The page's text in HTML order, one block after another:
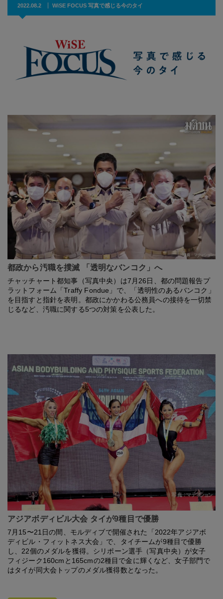
2022.08.2 WiSE FOCUS 写真で感じる今のタイ
都政から汚職を撲滅 「透明なバンコク」へ
チャッチャート都知事（写真中央）は7月26日、都の問題報告プ
ラットフォーム「Traffy Fondue」で、「透明性のあるバンコク」
を目指すと指針を表明。都政にかかわる公務員への接待を一切禁
じるなど、汚職に関する5つの対策を公表した。
アジアボディビル大会 タイが9種目で優勝
7月15〜21日の間、モルディブで開催された「2022年アジアボ
ディビル・フィットネス大会」で、タイチームが9種目で優勝
し、22個のメダルを獲得。シリポーン選手（写真中央）が女子
フィジーク160cmと165cmの2種目で金に輝くなど、女子部門で
はタイが同大会トップのメダル獲得数となった。